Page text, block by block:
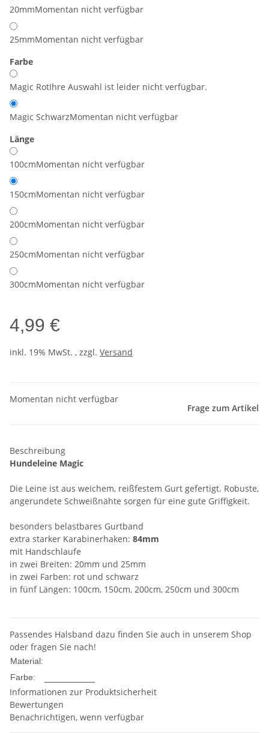
20mmMomentan nicht verfügbar
25mmMomentan nicht verfügbar
Farbe
Magic RotIhre Auswahl ist leider nicht verfügbar.
Magic SchwarzMomentan nicht verfügbar
Länge
100cmMomentan nicht verfügbar
150cmMomentan nicht verfügbar
200cmMomentan nicht verfügbar
250cmMomentan nicht verfügbar
300cmMomentan nicht verfügbar
4,99 €
inkl. 19% MwSt. , zzgl. Versand
Momentan nicht verfügbar
Frage zum Artikel
Beschreibung
Hundeleine Magic
Die Leine ist aus weichem, reißfestem Gurt gefertigt. Robuste,
angerundete Schweißnähte sorgen für eine gute Griffigkeit.
besonders belastbares Gurtband
extra starker Karabinerhaken: 84mm
mit Handschlaufe
in zwei Breiten: 20mm und 25mm
in zwei Farben: rot und schwarz
in fünf Längen: 100cm, 150cm, 200cm, 250cm und 300cm
Passendes Halsband dazu finden Sie auch in unserem Shop
oder fragen Sie nach!
Material:
Farbe:
Informationen zur Produktsicherheit
Bewertungen
Benachrichtigen, wenn verfügbar